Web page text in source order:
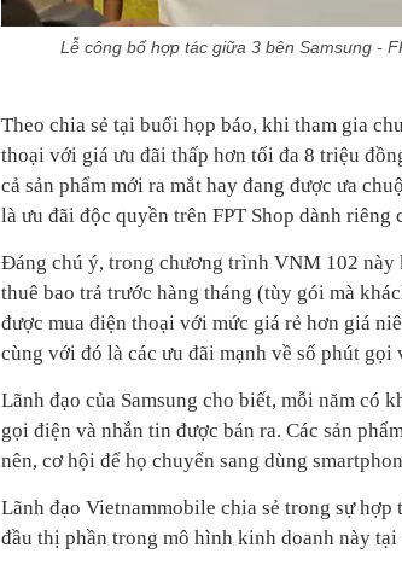
Lễ công bố hợp tác giữa 3 bên Samsung -
Theo chia sẻ tại buổi họp báo, khi tham gia
thoại với giá ưu đãi thấp hơn tối đa 8 triệu
cả sản phẩm mới ra mắt hay đang được ưa
là ưu đãi độc quyền trên FPT Shop dành riêng
Đáng chú ý, trong chương trình VNM 102
thuê bao trả trước hàng tháng (tùy gói mà
được mua điện thoại với mức giá rẻ hơn giá
cùng với đó là các ưu đãi mạnh về số phút
Lãnh đạo của Samsung cho biết, mỗi năm có
gọi điện và nhắn tin được bán ra. Các sản
nên, cơ hội để họ chuyển sang dùng
Lãnh đạo Vietnammobile chia sẻ trong sự hợp
đầu thị phần trong mô hình kinh doanh này tại